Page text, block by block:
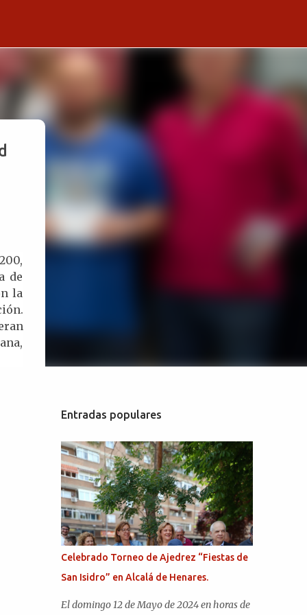
de
la
Entradas populares
Celebrado Torneo de Ajedrez “Fiestas de
San Isidro” en Alcalá de Henares.
El domingo 12 de Mayo de 2024 en horas de